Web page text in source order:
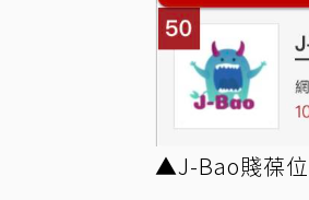
▲J-Bao賤葆位